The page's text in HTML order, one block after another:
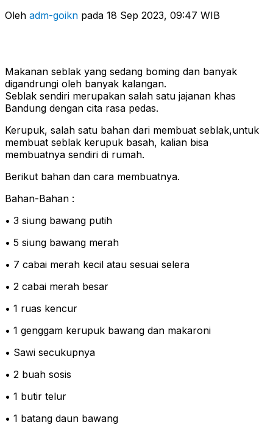
Oleh adm-goikn pada 18 Sep 2023, 09:47 WIB
Makanan seblak yang sedang boming dan banyak
digandrungi oleh banyak kalangan.
Seblak sendiri merupakan salah satu jajanan khas
Bandung dengan cita rasa pedas.
Kerupuk, salah satu bahan dari membuat seblak,untuk
membuat seblak kerupuk basah, kalian bisa
membuatnya sendiri di rumah.
Berikut bahan dan cara membuatnya.
Bahan-Bahan :
• 3 siung bawang putih
• 5 siung bawang merah
• 7 cabai merah kecil atau sesuai selera
• 2 cabai merah besar
• 1 ruas kencur
• 1 genggam kerupuk bawang dan makaroni
• Sawi secukupnya
• 2 buah sosis
• 1 butir telur
• 1 batang daun bawang